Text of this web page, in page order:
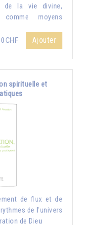
de la vie divine,
moyens
Ajouter
spirituelle et
de flux et de
de l'univers
de Dieu